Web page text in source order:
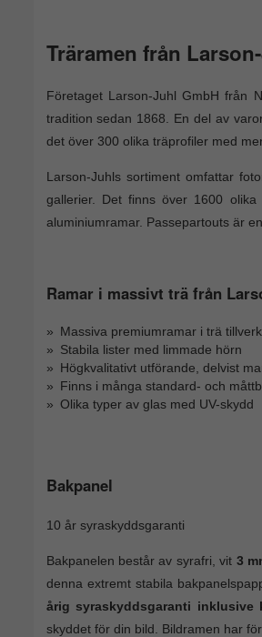
Träramen från
Företaget Larson-Juhl GmbH från
tradition sedan 1868. En del av
det över 300 olika träprofiler med
Larson-Juhls sortiment omfattar
gallerier. Det finns över 1600
aluminiumramar. Passepartouts är
Ramar i massivt trä från
Massiva premiumramar i trä
Stabila lister med limmade hörn
Högkvalitativt utförande, delvist
Finns i många standard- och
Olika typer av glas med UV-skydd
Bakpanel
10 år syraskyddsgaranti
Bakpanelen består av syrafri, vit 3
denna extremt stabila
årig syraskyddsgaranti inklusive
skyddet för din bild. Bildramen har